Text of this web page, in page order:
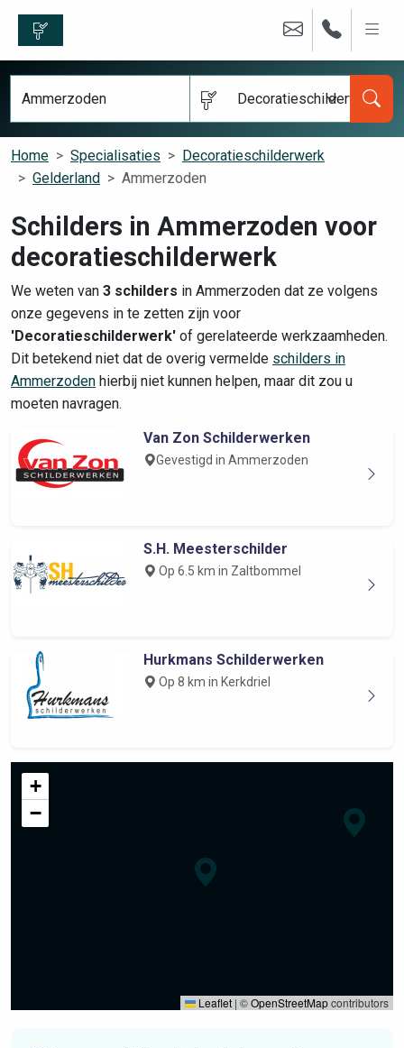
Decoratieschilderwerk
Home Specialisaties
Decoratieschilderwerk
Gelderland
Ammerzoden
Schilders in Ammerzoden voor
decoratieschilderwerk
We weten van 3 schilders in Ammerzoden dat ze volgens
onze gegevens in te zetten zijn voor
'Decoratieschilderwerk' of gerelateerde werkzaamheden.
Dit betekend niet dat de overig vermelde schilders in
Ammerzoden hierbij niet kunnen helpen, maar dit zou u
moeten navragen.
Van Zon Schilderwerken
Gevestigd in Ammerzoden
S.H. Meesterschilder
Op 6.5 km in Zaltbommel
Hurkmans Schilderwerken
Op 8 km in Kerkdriel
+
−
Leaflet | ©OpenStreetMapcontributors